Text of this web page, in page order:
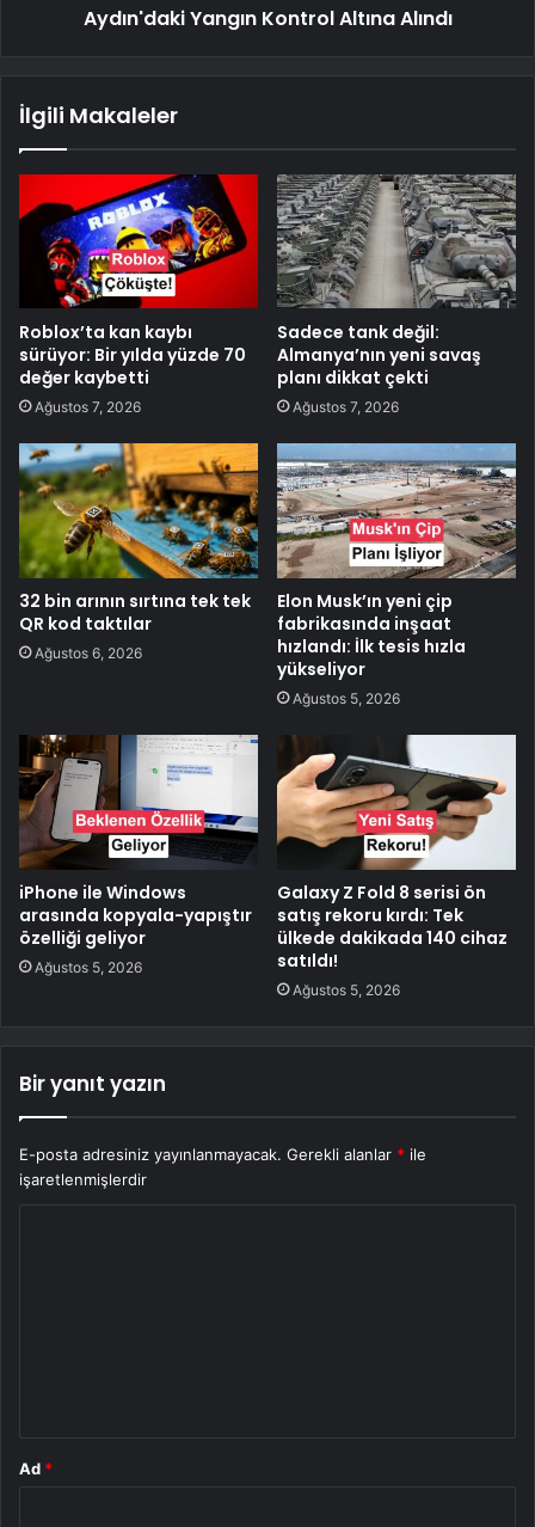
Aydın'daki Yangın Kontrol Altına Alındı
İlgili Makaleler
Roblox’ta kan kaybı
sürüyor: Bir yılda yüzde 70
değer kaybetti
Ağustos 7, 2026
Sadece tank değil:
Almanya’nın yeni savaş
planı dikkat çekti
Ağustos 7, 2026
32 bin arının sırtına tek tek
QR kod taktılar
Ağustos 6, 2026
Elon Musk’ın yeni çip
fabrikasında inşaat
hızlandı: İlk tesis hızla
yükseliyor
Ağustos 5, 2026
iPhone ile Windows
arasında kopyala-yapıştır
özelliği geliyor
Ağustos 5, 2026
Galaxy Z Fold 8 serisi ön
satış rekoru kırdı: Tek
ülkede dakikada 140 cihaz
satıldı!
Ağustos 5, 2026
Bir yanıt yazın
E-posta adresiniz yayınlanmayacak. Gerekli alanlar * ile
işaretlenmişlerdir
Ad *